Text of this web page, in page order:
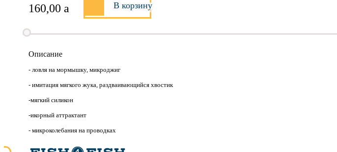
160,00 a В корзину
Описание
- ловля на мормышку, микроджиг
- имитация мягкого жука, раздваивающийся хвостик
-мягкий силикон
-икорный аттрактант
- микроколебания на проводках